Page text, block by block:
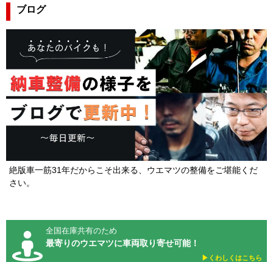
ブログ
絶版車一筋31年だからこそ出来る、ウエマツの整備をご堪能くだ
さい。
全国在庫共有のため
最寄りのウエマツに車両取り寄せ可能！
▶︎くわしくはこちら